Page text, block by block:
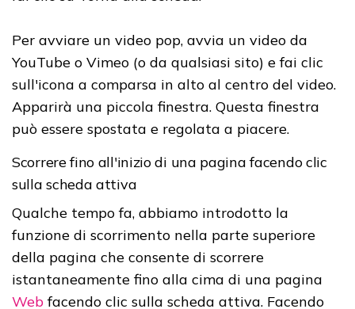
Per avviare un video pop, avvia un video da
YouTube o Vimeo (o da qualsiasi sito) e fai clic
sull'icona a comparsa in alto al centro del video.
Apparirà una piccola finestra. Questa finestra
può essere spostata e regolata a piacere.
Scorrere fino all'inizio di una pagina facendo clic
sulla scheda attiva
Qualche tempo fa, abbiamo introdotto la
funzione di scorrimento nella parte superiore
della pagina che consente di scorrere
istantaneamente fino alla cima di una pagina
Webfacendo clic sulla scheda attiva. Facendo